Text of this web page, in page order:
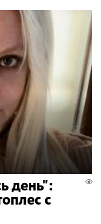
день":
с